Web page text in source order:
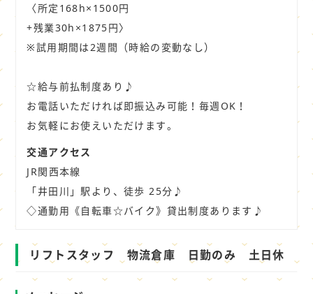
〈所定168h×1500円
+残業30h×1875円〉
※試用期間は2週間（時給の変動なし）
☆給与前払制度あり♪
お電話いただければ即振込み可能！毎週OK！
お気軽にお使えいただけます。
交通アクセス
JR関西本線
「井田川」駅より、徒歩 25分♪
◇通勤用《自転車☆バイク》貸出制度あります♪
リフトスタッフ 物流倉庫 日勤のみ 土日休